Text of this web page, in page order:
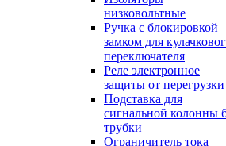
низковольтные
Ручка с блокировкой
замком для
переключателя
Реле электронное
защиты от перегрузки
Подставка для
сигнальной колонны
трубки
Ограничитель тока